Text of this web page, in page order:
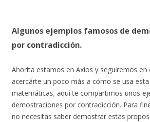
Algunos ejemplos famosos de
por contradicción.
Ahorita estamos en Axios y seguiremos en
acercárte un poco más a cómo se usa
matemáticas, aquí te compartimos unos
demostraciones por contradicción. Para
no necesitas saber demostrar estas